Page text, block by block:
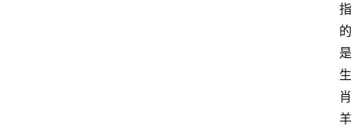
指
的
是
生
肖
羊